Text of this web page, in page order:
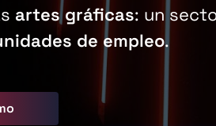
artes gráficas: un
de empleo.